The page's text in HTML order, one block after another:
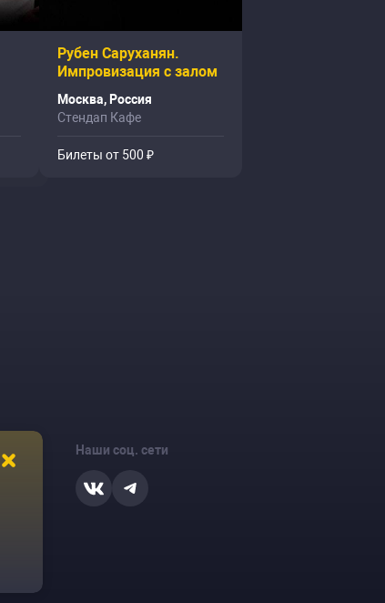
Рубен Саруханян.
Импровизация с залом
Москва, Россия
Стендап Кафе
Билеты от 500 ₽
Наши соц. сети